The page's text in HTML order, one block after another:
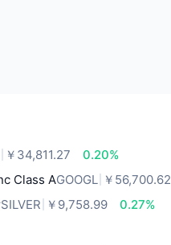
￥34,811.27
0.20%
Class AGOOGL ￥56,700.62
SILVER ￥9,758.99
0.27%